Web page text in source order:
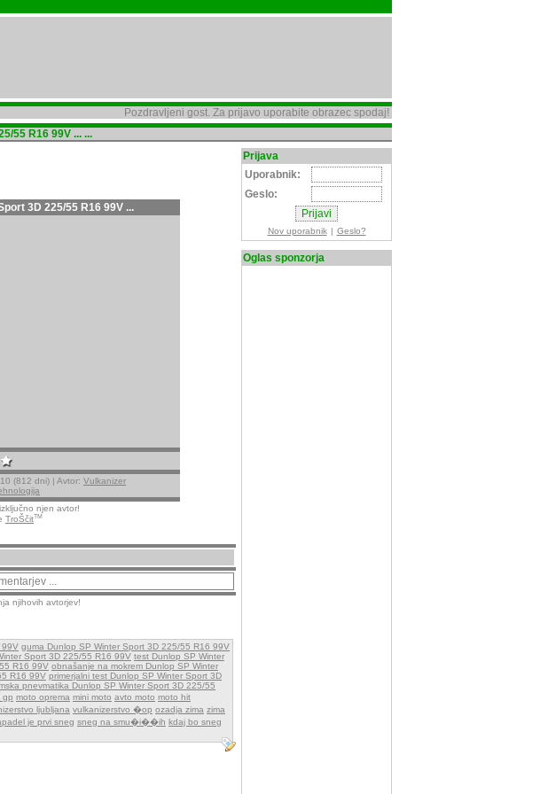
Pozdravljeni gost. Za prijavo uporabite obrazec spodaj!
55 R16 99V ... ...
3D 225/55 R16 99V ...
(812 dni) | Avtor: Vulkanizer
njen avtor!
TroŠčitTM
...
njihovih avtorjev!
99V guma Dunlop SP Winter Sport 3D 225/55 R16 99V
Sport 3D 225/55 R16 99V test Dunlop SP Winter
R16 99V obnašanje na mokrem Dunlop SP Winter
R16 99V primerjalni test Dunlop SP Winter Sport 3D
pnevmatika Dunlop SP Winter Sport 3D 225/55
gp moto oprema mini moto avto moto moto hit
ljubljana vulkanizerstvo �op ozadja zima zima
je prvi sneg sneg na smu�i��ih kdaj bo sneg
Prijava
Uporabnik:
Geslo:
Nov uporabnik | Geslo?
Oglas sponzorja